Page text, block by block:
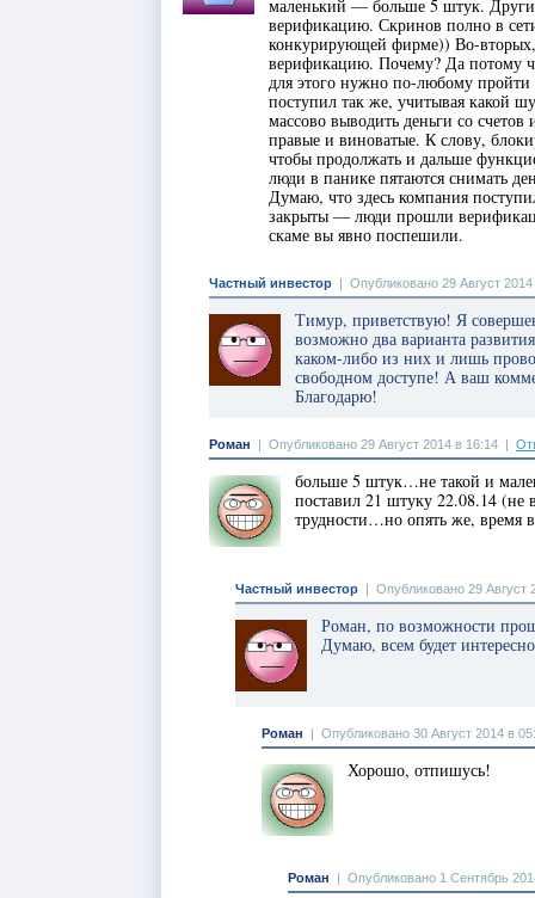
маленький — больше 5 штук.
верификацию. Скринов полно в
конкурирующей фирме)) Во-
верификацию. Почему? Да потому
для этого нужно по-любому
поступил так же, учитывая какой
массово выводить деньги со
правые и виноватые. К слову,
чтобы продолжать и дальше
люди в панике пятаются снимать
Думаю, что здесь компания
закрыты — люди прошли
скаме вы явно поспешили.
Частный инвестор | Опубликовано 29 Август
Тимур, приветствую! Я
возможно два варианта
каком-либо из них и лишь
свободном доступе! А ваш
Благодарю!
Роман | Опубликовано 29 Август 2014 в 16:14 |
больше 5 штук…не такой и
поставил 21 штуку 22.08.14
трудности…но опять же, время
Частный инвестор | Опубликовано 29 Август
Роман, по возможности
Думаю, всем будет
Роман | Опубликовано 30 Август 2014 в
Хорошо, отпишусь!
Роман | Опубликовано 1 Сентябрь